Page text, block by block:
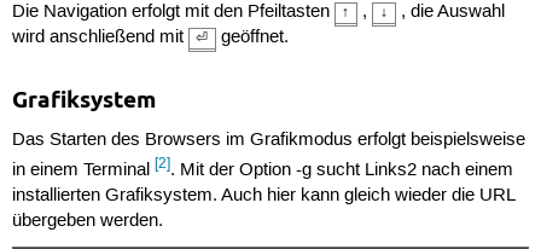
Die Navigation erfolgt mit den Pfeiltasten ↑ , ↓
, die Auswahl
wird anschließend mit
⏎ geöffnet.
Grafiksystem
Das Starten des Browsers im Grafikmodus erfolgt beispielsweise
in einem Terminal [2]. Mit der Option -g sucht Links2 nach einem
installierten Grafiksystem. Auch hier kann gleich wieder die URL
übergeben werden.